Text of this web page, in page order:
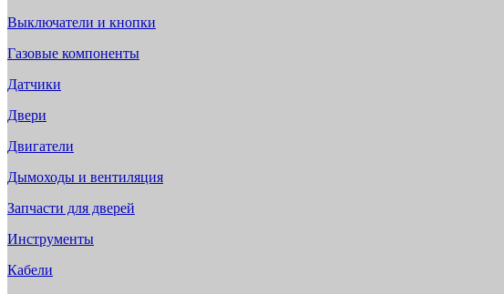
Выключатели и кнопки
Газовые компоненты
Датчики
Двери
Двигатели
Дымоходы и вентиляция
Запчасти для дверей
Инструменты
Кабели